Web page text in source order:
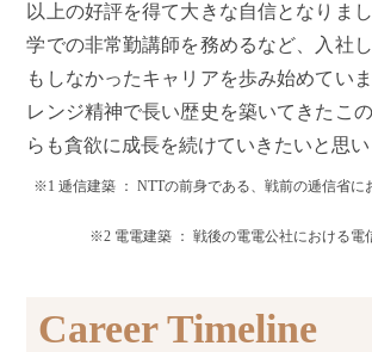
以上の好評を得て大きな自信となりま
学での非常勤講師を務めるなど、入社
もしなかったキャリアを歩み始めてい
レンジ精神で長い歴史を築いてきたこ
らも貪欲に成長を続けていきたいと思い
※1 逓信建築 ： NTTの前身である、戦前の逓信省に
※2 電電建築 ： 戦後の電電公社における電
Career Timeline